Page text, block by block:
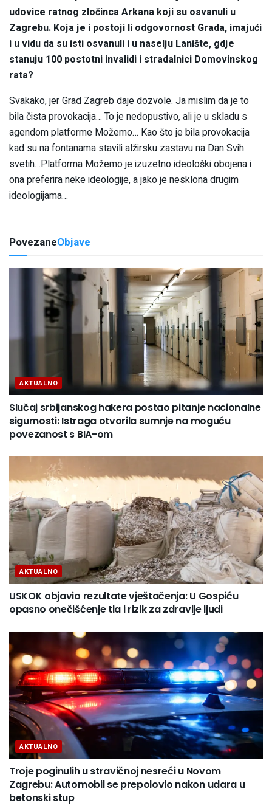
udovice ratnog zločinca Arkana koji su osvanuli u
Zagrebu. Koja je i postoji li odgovornost Grada, imajući
i u vidu da su isti osvanuli i u naselju Lanište, gdje
stanuju 100 postotni invalidi i stradalnici Domovinskog
rata?
Svakako, jer Grad Zagreb daje dozvole. Ja mislim da je to
bila čista provokacija… To je nedopustivo, ali je u skladu s
agendom platforme Možemo… Kao što je bila provokacija
kad su na fontanama stavili alžirsku zastavu na Dan Svih
svetih…Platforma Možemo je izuzetno ideološki obojena i
ona preferira neke ideologije, a jako je nesklona drugim
ideologijama…
PovezaneObjave
AKTUALNO
Slučaj srbijanskog hakera postao pitanje nacionalne
sigurnosti: Istraga otvorila sumnje na moguću
povezanost s BIA-om
AKTUALNO
USKOK objavio rezultate vještačenja: U Gospiću
opasno onečišćenje tla i rizik za zdravlje ljudi
AKTUALNO
Troje poginulih u stravičnoj nesreći u Novom
Zagrebu: Automobil se prepolovio nakon udara u
betonski stup